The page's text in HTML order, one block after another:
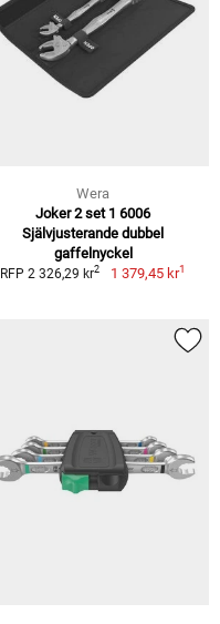
Wera
Joker 2 set 1 6006
Självjusterande dubbel
gaffelnyckel
RFP 2 326,29 kr2 1 379,45 kr1